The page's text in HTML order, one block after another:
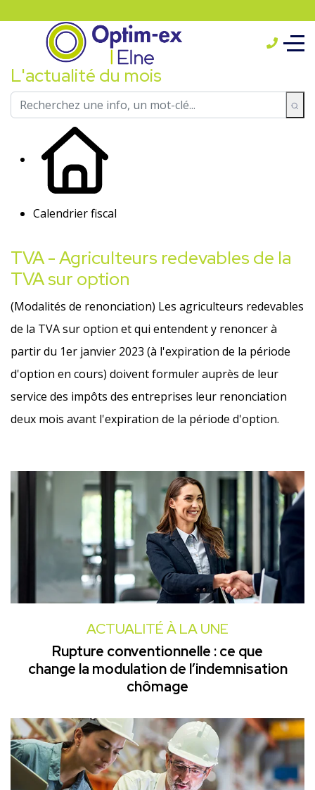
L'actualité du mois
Calendrier fiscal
TVA - Agriculteurs redevables de la
TVA sur option
(Modalités de renonciation) Les agriculteurs redevables
de la TVA sur option et qui entendent y renoncer à
partir du 1er janvier 2023 (à l'expiration de la période
d'option en cours) doivent formuler auprès de leur
service des impôts des entreprises leur renonciation
deux mois avant l'expiration de la période d'option.
ACTUALITÉ À LA UNE
Rupture conventionnelle : ce que
change la modulation de l’indemnisation
chômage